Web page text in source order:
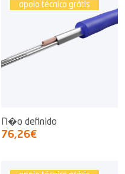
apoio técnico grátis
N�o definido
76,26€